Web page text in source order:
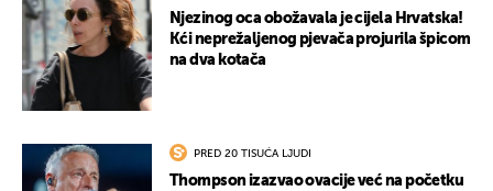
Njezinog oca obožavala je cijela Hrvatska!
Kći neprežaljenog pjevača projurila špicom
na dva kotača
PRED 20 TISUĆA LJUDI
Thompson izazvao ovacije već na početku